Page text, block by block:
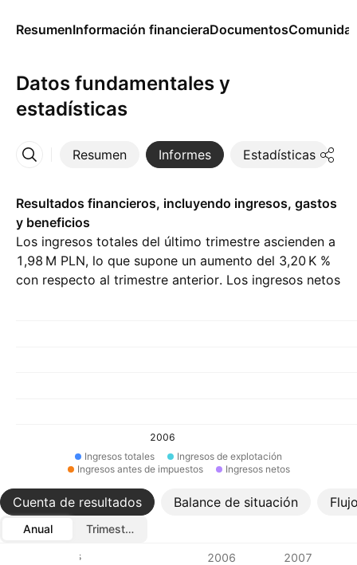
ResumenInformación financieraDocumentos
Datos fundamentales y
estadísticas
Resumen Informes Estadísticas
Más
Resultados financieros, incluyendo ingresos, gastos
y beneficios
Los ingresos totales del último trimestre ascienden a
‪1,98 M‬ PLN, lo que supone un aumento del ‪3,20 K‬ %
con respecto al trimestre anterior. Los ingresos netos
2006
Ingresos totales
Ingresos de explotación
Ingresos antes de impuestos
Ingresos netos
Cuenta de resultados Balance de situación
Anual
Trimestral
Métricas
2006 2007